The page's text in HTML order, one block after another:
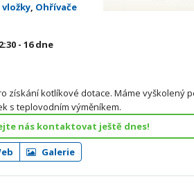
, Ohřívače
- 16dne
získání kotlíkové dotace. Máme vyškolený
s teplovodním výměníkem.
nás kontaktovat ještě dnes!
Galerie